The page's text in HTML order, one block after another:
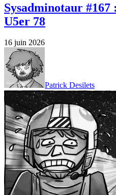
Sysadminotaur
U5er 78
16 juin 2026
Patrick Desilets